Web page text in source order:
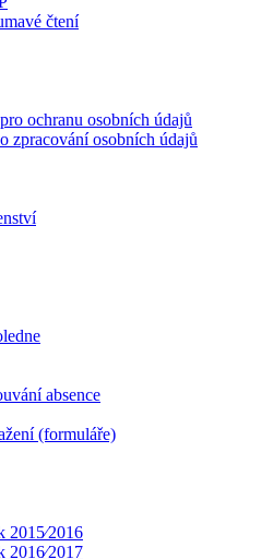
čtení
ochranu osobních údajů
zpracování osobních údajů
absence
(formuláře)
2015⁄2016
2016⁄2017